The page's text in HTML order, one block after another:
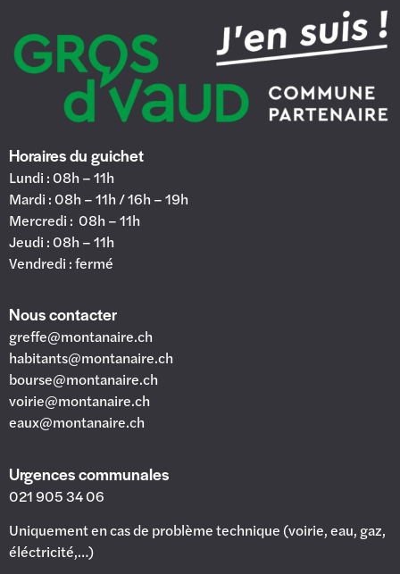
Horaires du guichet
Lundi : 08h – 11h
Mardi : 08h – 11h / 16h – 19h
Mercredi : 08h – 11h
Jeudi : 08h – 11h
Vendredi : fermé
Nous contacter
greffe@montanaire.ch
habitants@montanaire.ch
bourse@montanaire.ch
voirie@montanaire.ch
eaux@montanaire.ch
Urgences communales
021 905 34 06
Uniquement en cas de problème technique (voirie, eau, gaz,
éléctricité,…)